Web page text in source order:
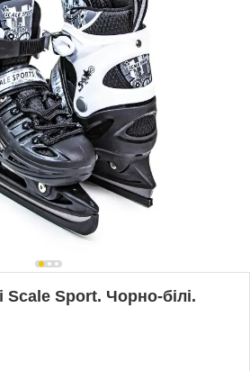
Scale Sport. Чорно-білі.